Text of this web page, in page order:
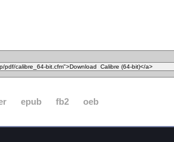
epub fb2 oeb